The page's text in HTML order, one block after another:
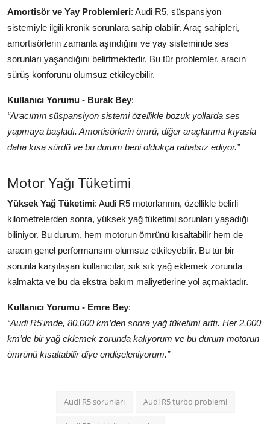
Amortisör ve Yay Problemleri: Audi R5, süspansiyon
sistemiyle ilgili kronik sorunlara sahip olabilir. Araç sahipleri,
amortisörlerin zamanla aşındığını ve yay sisteminde ses
sorunları yaşandığını belirtmektedir. Bu tür problemler, aracın
sürüş konforunu olumsuz etkileyebilir.
Kullanıcı Yorumu - Burak Bey:
“Aracımın süspansiyon sistemi özellikle bozuk yollarda ses
yapmaya başladı. Amortisörlerin ömrü, diğer araçlarıma kıyasla
daha kısa sürdü ve bu durum beni oldukça rahatsız ediyor.”
Motor Yağı Tüketimi
Yüksek Yağ Tüketimi: Audi R5 motorlarının, özellikle belirli
kilometrelerden sonra, yüksek yağ tüketimi sorunları yaşadığı
biliniyor. Bu durum, hem motorun ömrünü kısaltabilir hem de
aracın genel performansını olumsuz etkileyebilir. Bu tür bir
sorunla karşılaşan kullanıcılar, sık sık yağ eklemek zorunda
kalmakta ve bu da ekstra bakım maliyetlerine yol açmaktadır.
Kullanıcı Yorumu - Emre Bey:
“Audi R5'imde, 80.000 km’den sonra yağ tüketimi arttı. Her 2.000
km’de bir yağ eklemek zorunda kalıyorum ve bu durum motorun
ömrünü kısaltabilir diye endişeleniyorum.”
Audi R5 sorunları Audi R5 turbo problemi